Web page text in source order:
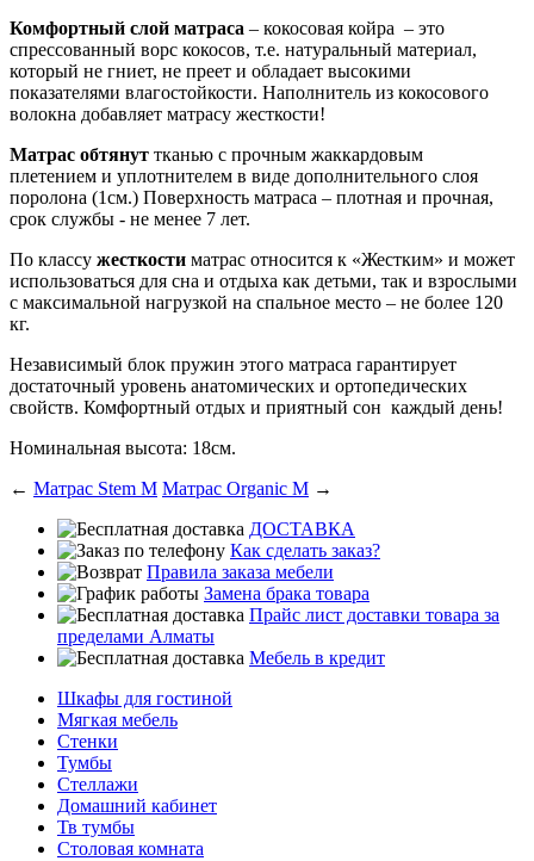
Комфортный слой матраса – кокосовая койра – это
спрессованный ворс кокосов, т.е. натуральный материал,
который не гниет, не преет и обладает высокими
показателями влагостойкости. Наполнитель из кокосового
волокна добавляет матрасу жесткости!
Матрас обтянут тканью с прочным жаккардовым
плетением и уплотнителем в виде дополнительного слоя
поролона (1см.) Поверхность матраса – плотная и прочная,
срок службы - не менее 7 лет.
По классу жесткости матрас относится к «Жестким» и может
использоваться для сна и отдыха как детьми, так и взрослыми
с максимальной нагрузкой на спальное место – не более 120
кг.
Независимый блок пружин этого матраса гарантирует
достаточный уровень анатомических и ортопедических
свойств. Комфортный отдых и приятный сон каждый день!
Номинальная высота: 18см.
← Матрас Stem M Матрас Organic M →
ДОСТАВКА
Как сделать заказ?
Правила заказа мебели
Замена брака товара
Прайс лист доставки товара за
пределами Алматы
Мебель в кредит
Шкафы для гостиной
Мягкая мебель
Стенки
Тумбы
Стеллажи
Домашний кабинет
Тв тумбы
Столовая комната